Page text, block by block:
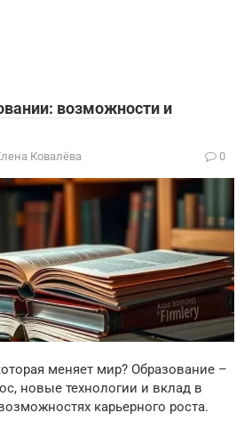
возможности и
Ковалёва 0
меняет мир? Образование –
новые технологии и вклад в
карьерного роста.